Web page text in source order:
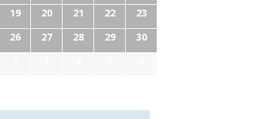
19 20 21 22
23
26 27 28 29
30